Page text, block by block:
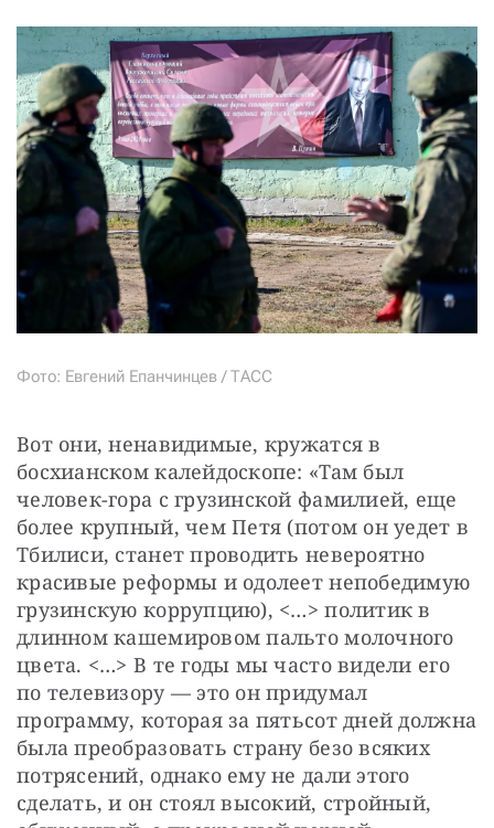
Фото: Евгений Епанчинцев / ТАСС
Вот они, ненавидимые, кружатся в
босхианском калейдоскопе: «Там был
человек-гора с грузинской фамилией, еще
более крупный, чем Петя (потом он уедет в
Тбилиси, станет проводить невероятно
красивые реформы и одолеет непобедимую
грузинскую коррупцию), <…> политик в
длинном кашемировом пальто молочного
цвета. <…> В те годы мы часто видели его
по телевизору — это он придумал
программу, которая за пятьсот дней должна
была преобразовать страну безо всяких
потрясений, однако ему не дали этого
сделать, и он стоял высокий, стройный,